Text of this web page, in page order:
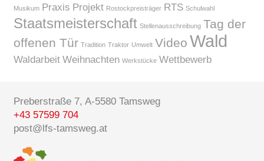
Musikum Praxis Projekt Rostockpreisträger RTS Schulwahl
Staatsmeisterschaft Stellenausschreibung Tag der
offenen Tür Tradition Traktor Umwelt Video Wald
Waldarbeit Weihnachten Werkstücke Wettbewerb
Preberstraße 7, A-5580 Tamsweg
+43 57599 704
post@lfs-tamsweg.at